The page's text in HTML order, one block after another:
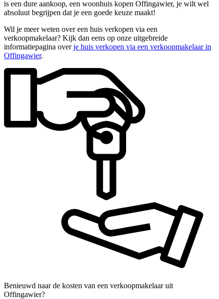
is een dure aankoop, een woonhuis kopen Offingawier, je wilt wel
absoluut begrijpen dat je een goede keuze maakt!
Wil je meer weten over een huis verkopen via een
verkoopmakelaar? Kijk dan eens op onze uitgebreide
informatiepagina overje huis verkopen via een verkoopmakelaar in
Offingawier.
Benieuwd naar de kosten van een verkoopmakelaar uit
Offingawier?